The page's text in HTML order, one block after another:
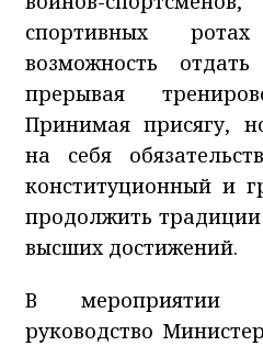
спортивных
возможность
прерывая
Принимая присягу,
на себя
конституционный и
продолжить
высших достижений.
В мероприятии
руководство